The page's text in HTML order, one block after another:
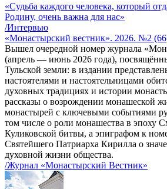
«Судьба каждого человека, который
Родину, очень важна для нас»
/Интервью
«Монастырский вестник». 2026. №2
Вышел очередной номер журнала
(апрель — июнь 2026 года),
Тульской земли: в издании
настоятелями и настоятельницами
духовных традициях и истории
рассказы о возрождении монашеской
монастырей с ключевыми событиями
том числе о роли монашества в эпоху
Куликовской битвы, а эпиграфом к
Святейшего Патриарха Кирилла о
духовной жизни общества.
/Журнал «Монастырский Вестник»